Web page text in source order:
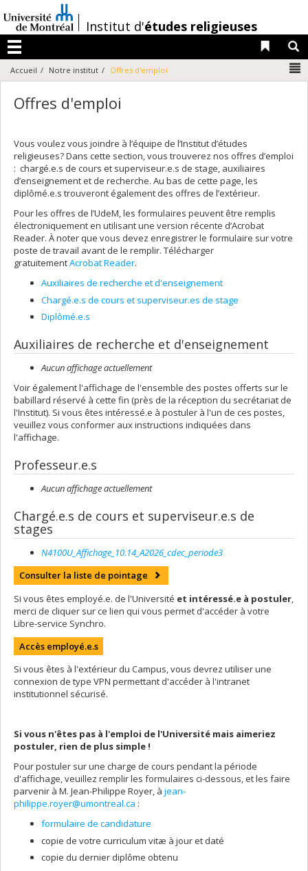
au
contenu
/Institut d'études religieuses
Menu
Liens
Accueil Notre institut Offres d'emploi
Offres d'emploi
Vous voulez vous joindre à l’équipe de l’Institut d’études
religieuses? Dans cette section, vous trouverez nos offres d’emploi
: chargé.e.s de cours et superviseur.e.s de stage, auxiliaires
d’enseignement et de recherche. Au bas de cette page, les
diplômé.e.s trouveront également des offres de l’extérieur.
Pour les offres de l’UdeM, les formulaires peuvent être remplis
électroniquement en utilisant une version récente d’Acrobat
Reader. À noter que vous devez enregistrer le formulaire sur votre
poste de travail avant de le remplir. Télécharger
gratuitementAcrobat Reader.
Auxiliaires de recherche et d'enseignement
Chargé.e.s de cours et superviseur.es de stage
Diplômé.e.s
Auxiliaires de recherche et d'enseignement
Aucun affichage actuellement
Voir également l'affichage de l'ensemble des postes offerts sur le
babillard réservé à cette fin (près de la réception du secrétariat de
l'Institut). Si vous êtes intéressé.e à postuler à l'un de ces postes,
veuillez vous conformer aux instructions indiquées dans
l'affichage.
Professeur.e.s
Aucun affichage actuellement
Chargé.e.s de cours et superviseur.e.s de
stages
N4100U_Affichage_10.14_A2026_cdec_periode3
Consulter la liste de pointage
Si vous êtes employé.e. de l'Université et intéressé.e à postuler
merci de cliquer sur ce lien qui vous permet d'accéder à votre
Libre-service Synchro.
Accès employé.e.s
Si vous êtes à l'extérieur du Campus, vous devrez utiliser une
connexion de type VPN permettant d'accéder à l'intranet
institutionnel sécurisé.
Si vous n'êtes pas à l'emploi de l'Université mais aimeriez
postuler, rien de plus simple !
Pour postuler sur une charge de cours pendant la période
d'affichage, veuillez remplir les formulaires ci-dessous, et les faire
parvenir à M. Jean-Philippe Royer, à jean-
philippe.royer@umontreal.ca :
formulaire de candidature
copie de votre curriculum vitæ à jour et daté
copie du dernier diplôme obtenu